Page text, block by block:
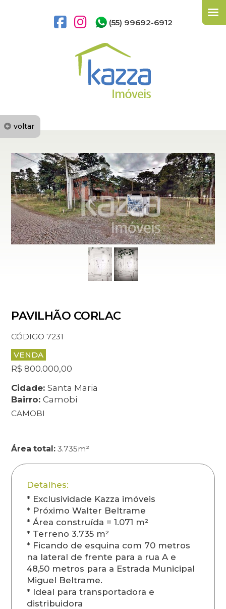
(55) 99692-6912
voltar
PAVILHÃO CORLAC
CÓDIGO 7231
VENDA
R$ 800.000,00
Cidade:Santa Maria
Bairro:Camobi
CAMOBI
Área total:3.735m²
Detalhes:
* Exclusividade Kazza imóveis
* Próximo Walter Beltrame
* Área construída = 1.071 m²
* Terreno 3.735 m²
* Ficando de esquina com 70 metros
na lateral de frente para a rua A e
48,50 metros para a Estrada Municipal
Miguel Beltrame.
* Ideal para transportadora e
distribuidora